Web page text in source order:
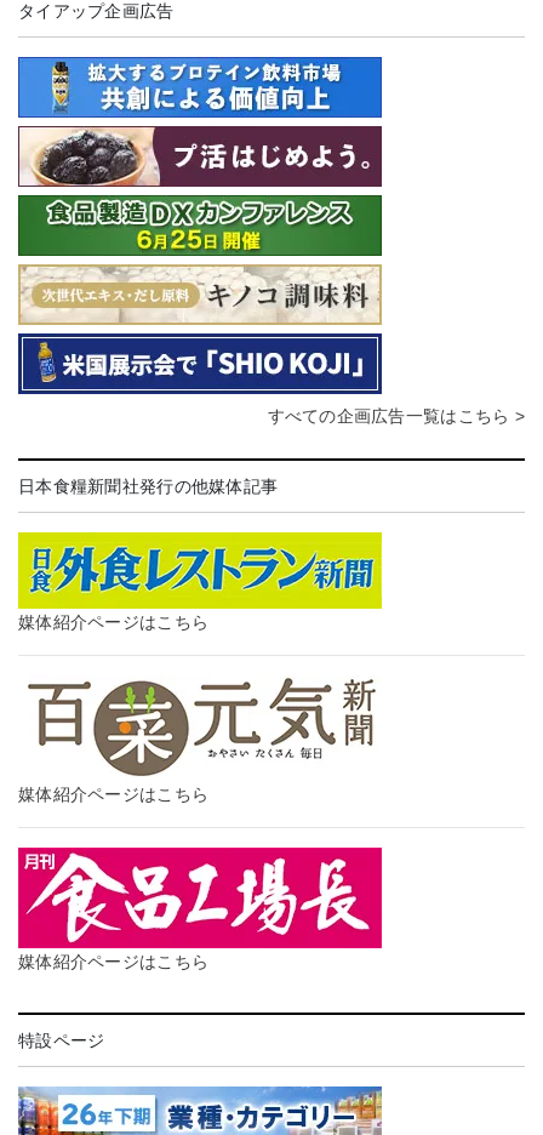
タイアップ企画広告
すべての企画広告一覧はこちら >
日本食糧新聞社発行の他媒体記事
媒体紹介ページはこちら
媒体紹介ページはこちら
媒体紹介ページはこちら
特設ページ